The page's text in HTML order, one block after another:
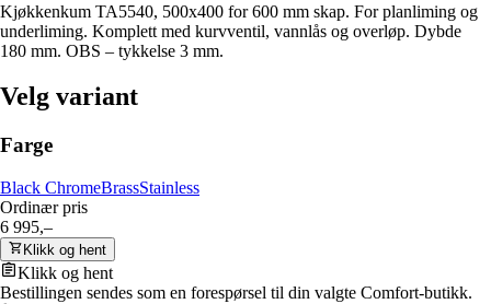
Kjøkkenkum TA5540, 500x400 for 600 mm skap. For planliming og
underliming. Komplett med kurvventil, vannlås og overløp. Dybde
180 mm. OBS – tykkelse 3 mm.
Velg variant
Farge
Black ChromeBrassStainless
Ordinær pris
6 995,–
Klikk og hent
Klikk og hent
Bestillingen sendes som en forespørsel til din valgte Comfort-butikk.